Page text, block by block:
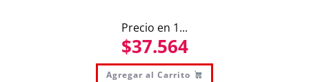
Precio en 1...
$37.564
Agregar al Carrito